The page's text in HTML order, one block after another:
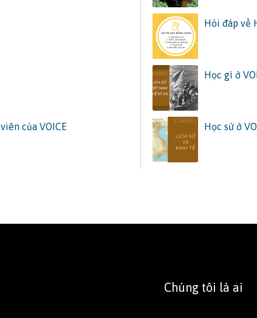
của VOICE
Hỏi đáp về
Học gì ở
Học sử ở
Chúng tôi là ai